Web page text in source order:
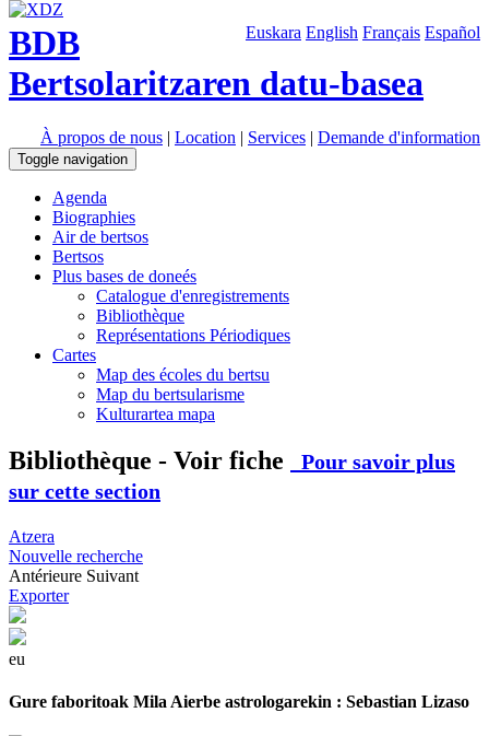
Euskara English Français Español
BDB
Bertsolaritzaren datu-basea
À propos de nous | Location | Services | Demande d'information
Toggle navigation
Agenda
Biographies
Air de bertsos
Bertsos
Plus bases de doneés
Catalogue d'enregistrements
Bibliothèque
Représentations Périodiques
Cartes
Map des écoles du bertsu
Map du bertsularisme
Kulturartea mapa
Bibliothèque - Voir fiche
Pour savoir plus
sur cette section
Atzera
Nouvelle recherche
Antérieure Suivant
Exporter
eu
Gure faboritoak Mila Aierbe astrologarekin : Sebastian Lizaso